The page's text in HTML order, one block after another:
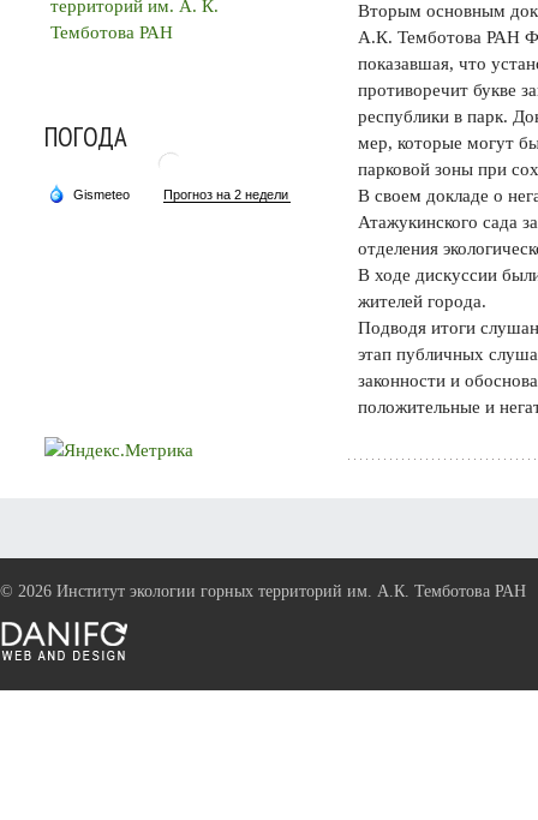
Вторым основным
А.К. Темботова РАН
показавшая, что
противоречит букве
республики в парк.
мер, которые могут
парковой зоны при
В своем докладе о
Атажукинского сада
отделения
В ходе дискуссии
жителей города.
Подводя итоги
этап публичных
законности и
положительные и
территорий им. А. К.
Темботова РАН
ПОГОДА
© 2026 Институт экологии горных территорий им. А.К. Темботова РАН